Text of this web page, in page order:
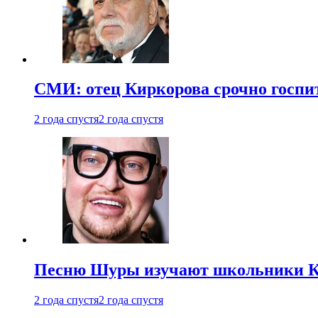
СМИ: отец Киркорова срочно
2 года спустя2 года спустя
Песню Шуры изучают школьники
2 года спустя2 года спустя